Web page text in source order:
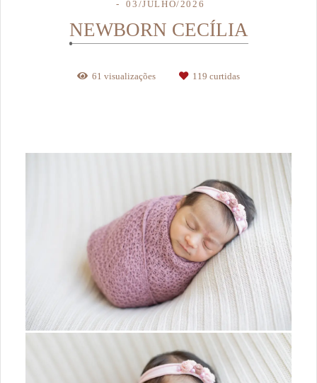
03/JULHO/2026
NEWBORN CECÍLIA
61 visualizações 119 curtidas